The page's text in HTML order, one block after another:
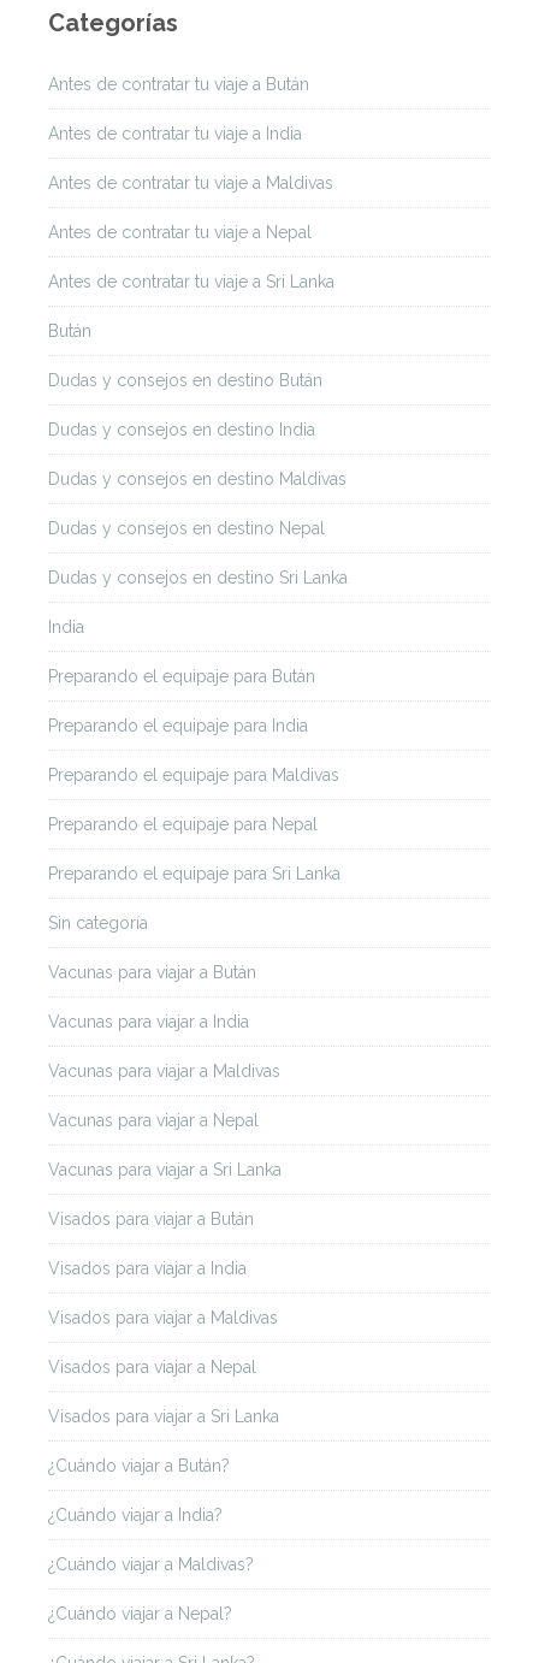
Categorías
Antes de contratar tu viaje a Bután
Antes de contratar tu viaje a India
Antes de contratar tu viaje a Maldivas
Antes de contratar tu viaje a Nepal
Antes de contratar tu viaje a Sri Lanka
Bután
Dudas y consejos en destino Bután
Dudas y consejos en destino India
Dudas y consejos en destino Maldivas
Dudas y consejos en destino Nepal
Dudas y consejos en destino Sri Lanka
India
Preparando el equipaje para Bután
Preparando el equipaje para India
Preparando el equipaje para Maldivas
Preparando el equipaje para Nepal
Preparando el equipaje para Sri Lanka
Sin categoría
Vacunas para viajar a Bután
Vacunas para viajar a India
Vacunas para viajar a Maldivas
Vacunas para viajar a Nepal
Vacunas para viajar a Sri Lanka
Visados para viajar a Bután
Visados para viajar a India
Visados para viajar a Maldivas
Visados para viajar a Nepal
Visados para viajar a Sri Lanka
¿Cuándo viajar a Bután?
¿Cuándo viajar a India?
¿Cuándo viajar a Maldivas?
¿Cuándo viajar a Nepal?